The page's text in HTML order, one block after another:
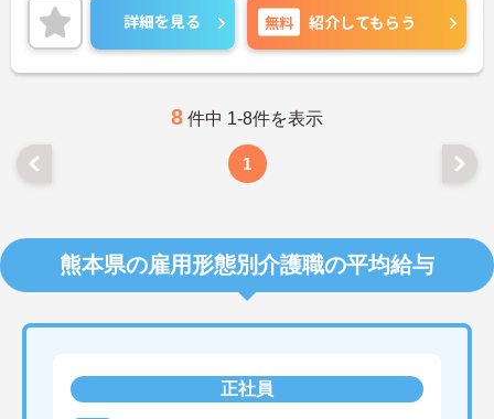
研修制度が充実しており個々の能力に合わせてレベ
ルアップを目指せます！
ご興味ある方には、面接のポイントなど、さらに詳
詳細を見る 無料 紹介してもらう
8 件中 1-8件を表示
1
熊本県の雇用形態別介護職の平均給与
正社員